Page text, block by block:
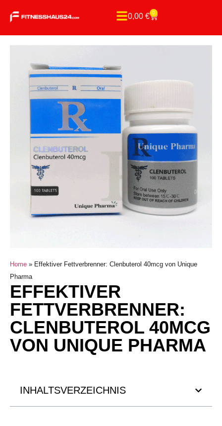
0,00 € 0
Home » Effektiver Fettverbrenner: Clenbuterol 40mcg von Unique
Pharma
EFFEKTIVER
FETTVERBRENNER:
CLENBUTEROL 40MCG
VON UNIQUE PHARMA
INHALTSVERZEICHNIS